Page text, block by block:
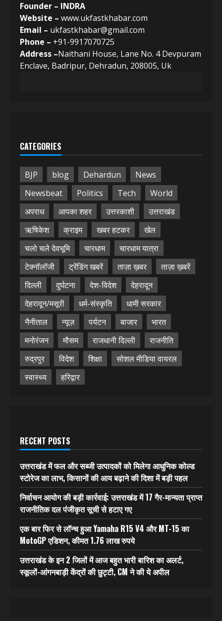
Founder – INDRA
Website – www.ukfastkhabar.com
Email – ukfastkhabar@gmail.com
Phone – +91-9917070725
Address –Naithani House, Lane No. 4 Devpuram
Enclave, Badripur, Dehradun, 208005, Uk
CATEGORIES
BJP blog Dehardun
News
Newsbeat
Politics Tech
World
अपराध
आपका शहर उत्तरकाशी
उत्तराखंड
ऋषिकेश
क्राइम खबर हटकर
खेल
चलो चले देवभूमि
चारधाम
चारधाम यात्रा
टेक्नॉलॉजी
ट्रेंडिंग खबरें ताज़ा ख़बर
ताज़ा ख़बरें
दिल्ली
दुर्घटना देश-विदेश
देहरादून
देहरादून/मसूरी
धर्म-संस्कृति
धामी सरकार
नैनीताल
न्यूज़ पर्यटन बाजार
भारत
मनोरंजन
मौसम राजधानी दिल्ली
राजनीति
रुद्रपुर
विदेश शिक्षा
सोशल मीडिया वायरल
स्वास्थ्य
हरिद्वार
RECENT POSTS
उत्तराखंड में फल और सब्जी उत्पादकों को मिलेगा आधुनिक कोल्ड
स्टोरेज का लाभ, किसानों की आय बढ़ाने की दिशा में बड़ी पहल
निर्वाचन आयोग की बड़ी कार्रवाई: उत्तराखंड में 17 गैर-मान्यता प्राप्त
राजनीतिक दल पंजीकृत सूची से हटाए गए
एक बार फिर से लॉन्च हुआ Yamaha R15 V4 और MT-15 का
MotoGP एडिशन, कीमत 1.76 लाख रुपये
उत्तराखंड के इन 2 जिलों में आज बहुत भारी बारिश का अलर्ट,
स्कूलों-आंगनबाड़ी केंद्रों की छुट्टी, CM ने की ये अपील